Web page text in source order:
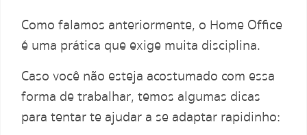
Como falamos anteriormente, o Home Office
é uma prática que exige muita disciplina.
Caso você não esteja acostumado com essa
forma de trabalhar, temos algumas dicas
para tentar te ajudar a se adaptar rapidinho: